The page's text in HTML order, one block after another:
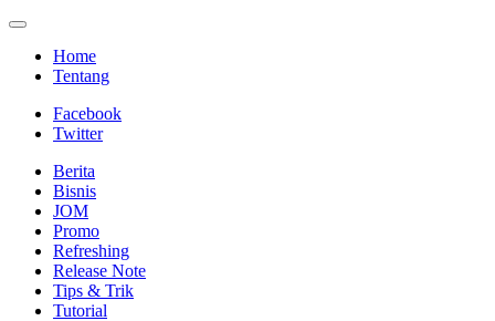
Home
Tentang
Facebook
Twitter
Berita
Bisnis
JOM
Promo
Refreshing
Release Note
Tips & Trik
Tutorial